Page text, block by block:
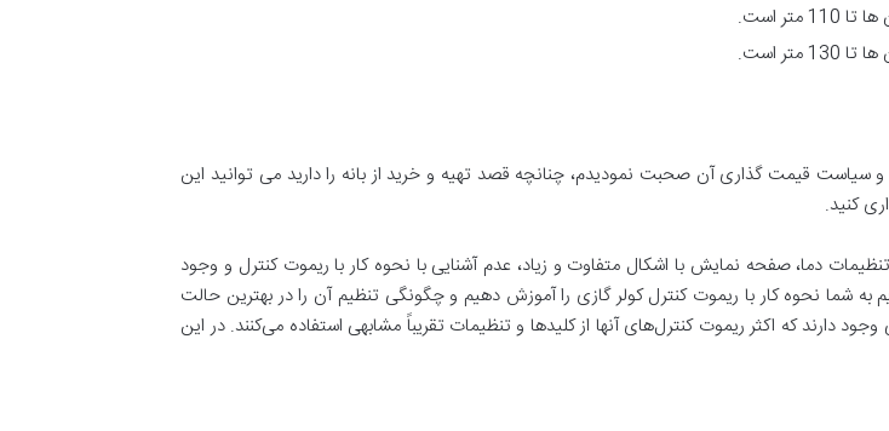
است.
قیمت گذاری آن صحبت نمودیدم، چنانچه قصد تهیه و خرید از بانه را دارید می توانید این
کنید.
دما، صفحه نمایش با اشکال متفاوت و زیاد، عدم آشنایی با نحوه کار با ریموت کنترل و وجود
شما نحوه کار با ریموت کنترل کولر گازی را آموزش دهیم و چگونگی تنظیم آن را در بهترین حالت
دارند که اکثر ریموت کنترل‌های آنها از کلیدها و تنظیمات تقریباً مشابهی استفاده می‌کنند. در این